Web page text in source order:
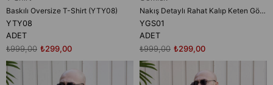
Baskılı Oversize T-Shirt (YTY08)
YTY08
ADET
₺299,00
₺999,00
Nakış Detaylı Rahat Kalıp Keten Gömlek (YGS01)
YGS01
ADET
₺299,00
₺999,00